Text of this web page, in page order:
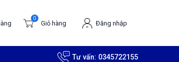
0
Giỏ hàng Đăng nhập
Tư vấn: 0345722155